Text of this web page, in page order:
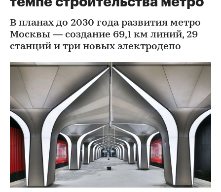
В планах до 2030 года развития метро
Москвы — создание 69,1 км линий, 29
станций и три новых электродепо